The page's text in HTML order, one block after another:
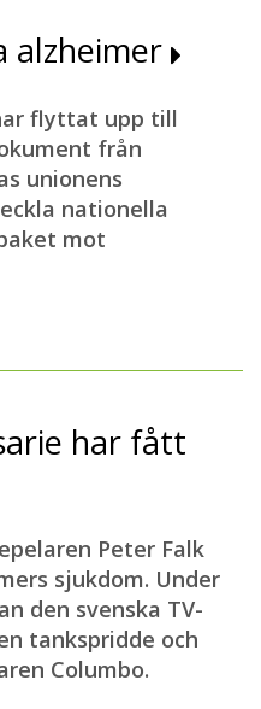
alzheimer
flyttat upp till
från
unionens
nationella
mot
har fått
Peter Falk
sjukdom. Under
den svenska TV-
tankspridde och
Columbo.